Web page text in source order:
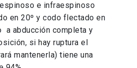
e infraespinoso
en 20º y codo flectado en
a abducción completa y
si hay ruptura el
mantenerla) tiene una